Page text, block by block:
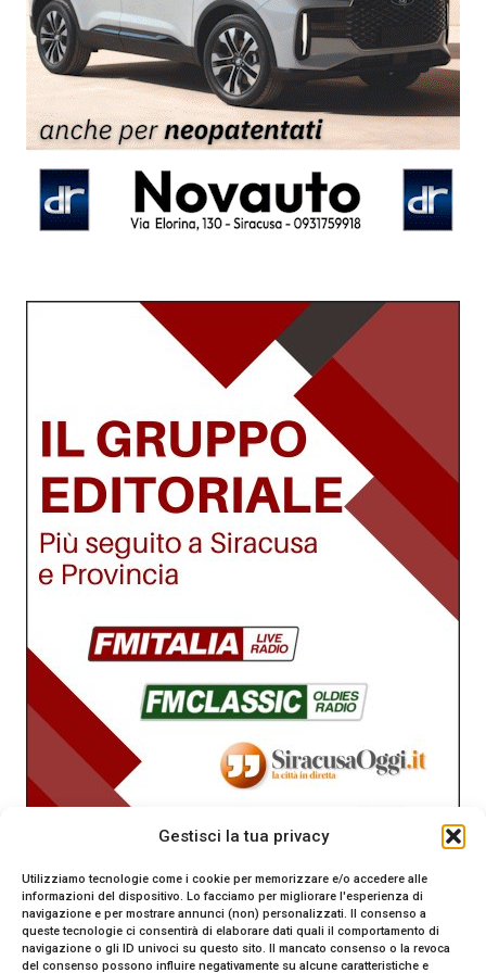
Gestisci la tua privacy
Utilizziamo tecnologie come i cookie per memorizzare e/o accedere alle
informazioni del dispositivo. Lo facciamo per migliorare l'esperienza di
navigazione e per mostrare annunci (non) personalizzati. Il consenso a
queste tecnologie ci consentirà di elaborare dati quali il comportamento di
navigazione o gli ID univoci su questo sito. Il mancato consenso o la revoca
del consenso possono influire negativamente su alcune caratteristiche e